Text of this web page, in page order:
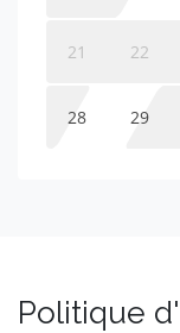
21 22
28 29
Politique